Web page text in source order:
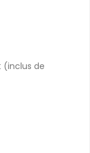
(inclus de